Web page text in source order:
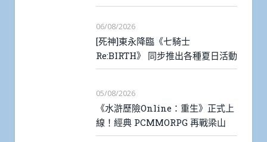
06/08/2026
[死神]東永降臨《七騎士
Re:BIRTH》 同步推出各種夏日活動
05/08/2026
《水滸歷險Online：重生》正式上
線！經典 PCMMORPG 再戰梁山